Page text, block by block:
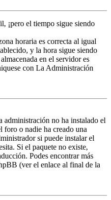
¡pero el tiempo sigue siendo
horaria es correcta al igual
y la hora sigue siendo
en el servidor es
con La Administración
administración no ha instalado el
foro o nadie ha creado una
si puede instalar el
Si el paquete no existe,
Podes encontrar más
(ver el enlace al final de la